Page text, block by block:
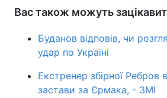
Вас також можуть
Буданов відповів, чи
удар по Україні
Екстренер збірної Ребров
застави за Єрмака, - ЗМІ